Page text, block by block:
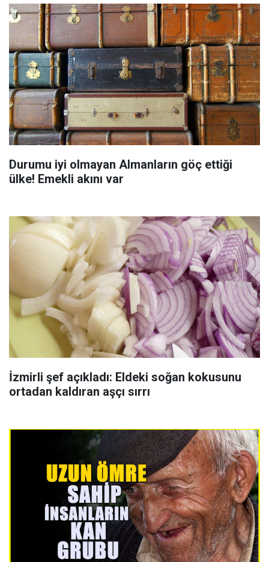
Durumu iyi olmayan Almanların göç ettiği
ülke! Emekli akını var
İzmirli şef açıkladı: Eldeki soğan kokusunu
ortadan kaldıran aşçı sırrı